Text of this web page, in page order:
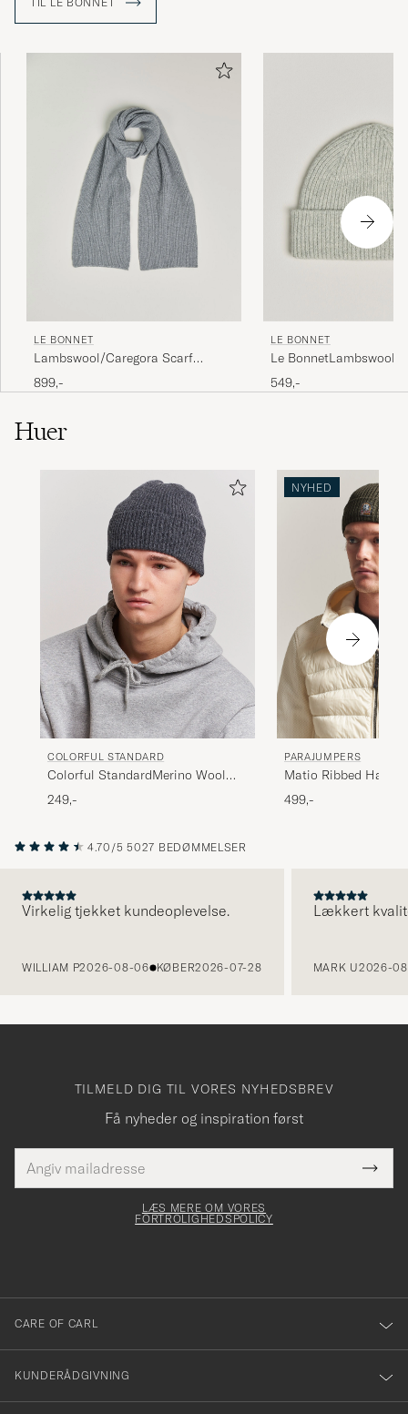
Opdag huer, strikket på traditionelle maskiner, med hjælp
LE BONNET
Lambswool/Caregora Scarf
Smoke
899,-
LE BONNET
Le BonnetLambswool/
BeanieSilver
549,-
Huer
COLORFUL STANDARD
Colorful StandardMerino Wool
BeanieLava Grey
249,-
NYHED
PARAJUMPERS
Matio Ribbed Hat
499,-
4.70/5 5027 BEDØMMELSER
Virkelig tjekket kundeoplevelse.
WILLIAM P2026-08-06 KØBER2026-07-28
Lækkert
MARK U2026-
TILMELD DIG TIL VORES NYHEDSBREV
Få nyheder og inspiration først
mailadresse
skal
Tack
för
dig
till
vårt
nyhetsbrev!
LÆS MERE OM VORES
FORTROLIGHEDSPOLICY
CARE OF CARL
KUNDERÅDGIVNING